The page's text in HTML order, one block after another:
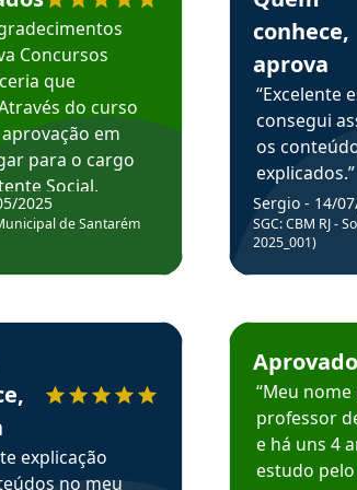
Concursos
que
do curso
em
para o cargo
Social.
atuando na
de Santarém.
2025
de Santarém
recomenda o Aprova Concursos em
explicação
no meu
conhece,
aprova
“Excelente
consegui
os
explicados.”
Sergio - 14/
SGC: CBM RJ -
2025_001)
Estudante
“Meu nome
professor
e há uns 4
estudo